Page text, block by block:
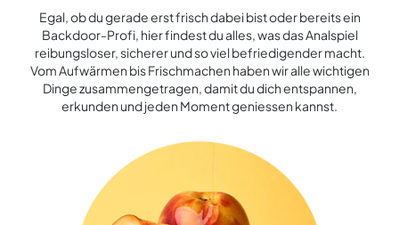
Egal, ob du gerade erst frisch dabei bist oder bereits ein
Backdoor-Profi, hier findest du alles, was das Analspiel
reibungsloser, sicherer und so viel befriedigender macht.
Vom Aufwärmen bis Frischmachen haben wir alle wichtigen
Dinge zusammengetragen, damit du dich entspannen,
erkunden und jeden Moment geniessen kannst.